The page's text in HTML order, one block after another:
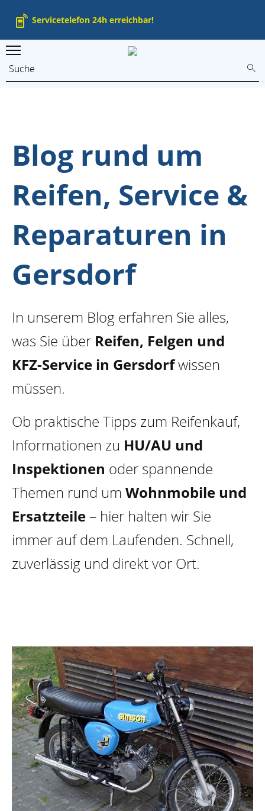
Servicetelefon 24h erreichbar!
Blog rund um
Reifen, Service &
Reparaturen in
Gersdorf
In unserem Blog erfahren Sie alles,
was Sie über Reifen, Felgen und
KFZ-Service in Gersdorfwissen
müssen.
Ob praktische Tipps zum Reifenkauf,
Informationen zu HU/AU und
Inspektionen oder spannende
Themen rund um Wohnmobile und
Ersatzteile – hier halten wir Sie
immer auf dem Laufenden. Schnell,
zuverlässig und direkt vor Ort.